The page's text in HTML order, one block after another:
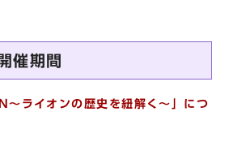
催期間
ライオンの歴史を紐解く～」につ